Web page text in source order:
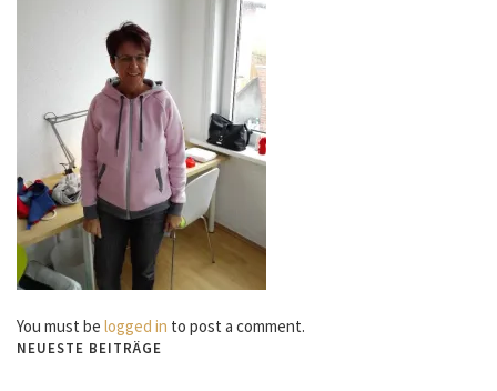
You must be logged in to post a comment.
NEUESTE BEITRÄGE